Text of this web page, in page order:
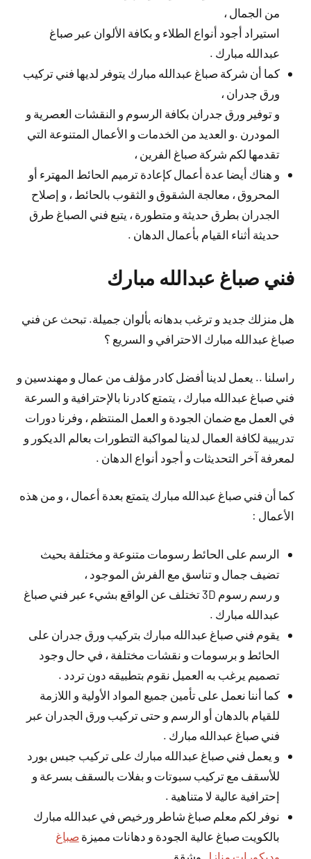
من الجمال ،
استيراد أجود أنواع الطلاء و بكافة الألوان عبر صباغ
عبدالله مبارك .
كما أن شركة صباغ عبدالله مبارك يتوفر لديها فني تركيب
ورق جدران ،
و توفير ورق جدران بكافة الرسوم و النقشات العصرية و
المودرن .و العديد من الخدمات و الأعمال المتنوعة التي
تقدمها لكم شركة صباغ الفرين ،
و هناك أيضا عدة أعمال كإعادة ترميم الحائط المهترء أو
المحروق ، معالجة الشقوق و الثقوب بالحائط ، و إصلاح
الجدران بطرق حديثة و متطورة ، يتبع فني الصباغ طرق
حديثة أثناء القيام بأعمال الدهان .
فني صباغ عبدالله مبارك
هل منزلك جديد و ترغب بدهانه بألوان جميلة. تبحث عن فني
صباغ عبدالله مبارك الاحترافي و السريع ؟
راسلنا .. يعمل لدينا أفضل كادر مؤلف من عمال و مهندسين و
فني صباغ عبدالله مبارك ، يتمتع كادرنا بالإحترافية و السرعة
في العمل مع ضمان الجودة و العمل المنتظم ، وفرنا دورات
تدريبية لكافة العمال لدينا لمواكبة التطورات بعالم الديكور و
لمعرفة آخر التحديثات و أجود أنواع الدهان .
كما أن فني صباغ عبدالله مبارك يتمتع بعدة أعمال ، و من هذه
الأعمال :
الرسم على الحائط رسومات متنوعة و مختلفة بحيث
تضيف جمال و تناسق مع الفرش الموجود ،
و رسم رسوم 3D تختلف عن الواقع بشيء عبر فني صباغ
عبدالله مبارك .
يقوم فني صباغ عبدالله مبارك بتركيب ورق جدران على
الحائط و برسومات و نقشات مختلفة ، في حال وجود
تصميم يرغب به العميل نقوم بتطبيقه دون تردد .
كما أننا نعمل على تأمين جميع المواد الأولية و اللازمة
للقيام بالدهان أو الرسم و حتى تركيب ورق الجدران عبر
فني صباغ عبدالله مبارك .
و يعمل فني صباغ عبدالله مبارك على تركيب جبس بورد
للأسقف مع تركيب سبوتات و بفلات بالسقف بسرعة و
إحترافية عالية لا متناهية .
نوفر لكم معلم صباغ شاطر ورخيص في عبدالله مبارك
بالكويت صباغ عالية الجودة و دهانات مميزةصباغ
وديكورات منازل
وشقق.